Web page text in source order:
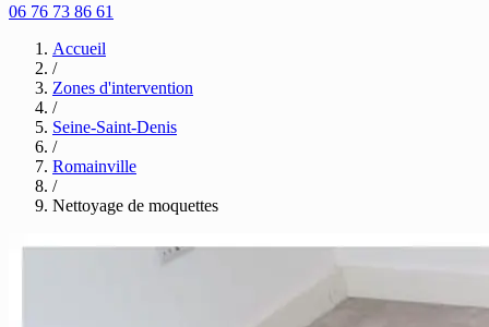
06 76 73 86 61
Accueil
/
Zones d'intervention
/
Seine-Saint-Denis
/
Romainville
/
Nettoyage de moquettes